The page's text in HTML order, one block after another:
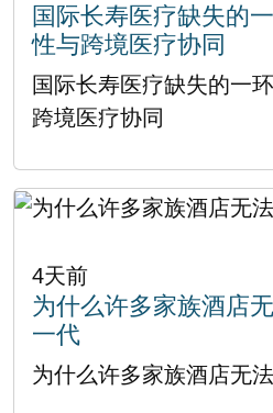
国际长寿医疗缺失的
性与跨境医疗协同
国际长寿医疗缺失的一
跨境医疗协同
4天前
为什么许多家族酒店
一代
为什么许多家族酒店无